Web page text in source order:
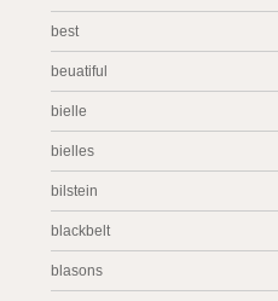
best
beuatiful
bielle
bielles
bilstein
blackbelt
blasons